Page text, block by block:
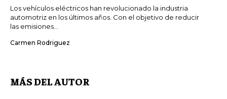
Los vehículos eléctricos han revolucionado la industria
automotriz en los últimos años. Con el objetivo de reducir
las emisiones...
Carmen Rodriguez
MÁS DEL AUTOR